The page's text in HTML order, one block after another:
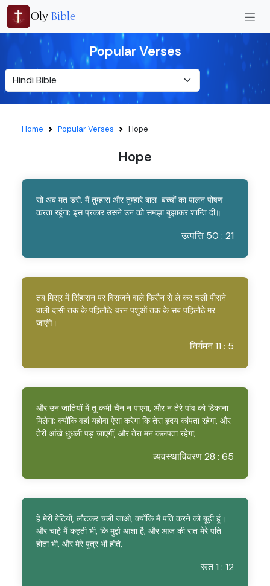
Oly Bible
Popular Verses
Home Popular Verses Hope
Hope
सो अब मत डरो: मैं तुम्हारा और तुम्हारे बाल-बच्चों का पालन पोषण
करता रहूंगा; इस प्रकार उसने उन को समझा बुझाकर शान्ति दी॥
उत्पत्ति 50 : 21
तब मिस्र में सिंहासन पर विराजने वाले फिरौन से ले कर चली पीसने
वाली दासी तक के पहिलौठे; वरन पशुओं तक के सब पहिलौठे मर
जाएंगे।
निर्गमन 11 : 5
और उन जातियों में तू कभी चैन न पाएगा, और न तेरे पांव को ठिकाना
मिलेगा; क्योंकि वहां यहोवा ऐसा करेगा कि तेरा हृदय कांपता रहेगा, और
तेरी आंखे धुंधली पड़ जाएगीं, और तेरा मन कलपता रहेगा;
व्यवस्थाविवरण 28 : 65
हे मेरी बेटियों, लौटकर चली जाओ, क्योंकि मैं पति करने को बूढ़ी हूं।
और चाहे मैं कहती भी, कि मुझे आशा है, और आज की रात मेरे पति
होता भी, और मेरे पुत्र भी होते,
रूत 1 : 12